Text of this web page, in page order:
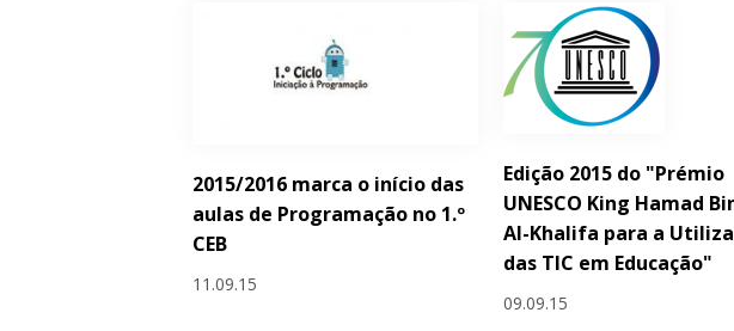
2015/2016 marca o início das
aulas de Programação no 1.º
CEB
11.09.15
Edição 2015 do "Prémio
UNESCO King Hamad
Al-Khalifa para a
das TIC em Educação"
09.09.15